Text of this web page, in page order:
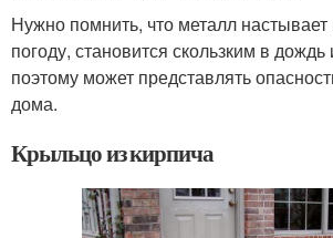
Нужно помнить, что металл
погоду, становится скользким в дождь
поэтому может представлять
дома.
Крыльцо из кирпича